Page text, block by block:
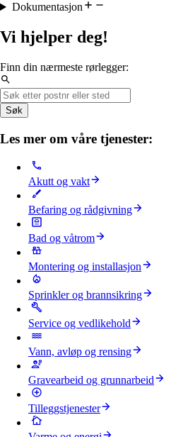
Dokumentasjon
Vi hjelper deg!
Finn din nærmeste rørlegger:
Søk
Les mer om våre tjenester:
Akutt og vakt
Befaring og rådgivning
Bad og våtrom
Montering og installasjon
Sprinkler og brannsikring
Service og vedlikehold
Vann, avløp og rensing
Gravearbeid og grunnarbeid
Tilleggstjenester